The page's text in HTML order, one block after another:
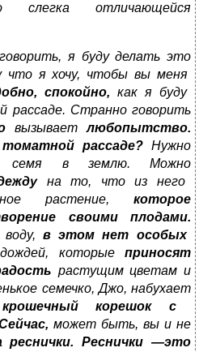
слегка отличающейся
я буду делать это
что я хочу, чтобы вы меня
спокойно, как я буду
рассаде. Странно говорить
вызываетлюбопытство.
рассаде? Нужно
семя в землю. Можно
на то, что из него
растение, которое
своими плодами.
в этом нет особых
которыеприносят
растущим цветам и
семечко, Джо, набухает
корешок с
может быть, вы и не
Реснички —это